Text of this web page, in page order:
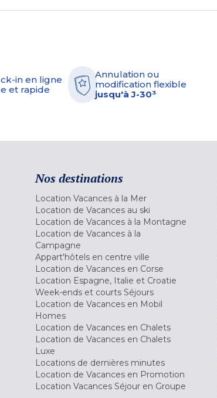
in en ligne
et rapide
Annulation ou
modification flexible
jusqu'à J-30³
Nos destinations
Location Vacances à la Mer
Location de Vacances au ski
Location de Vacances à la Montagne
Location de Vacances à la
Campagne
Appart'hôtels en centre ville
Location de Vacances en Corse
Location Espagne, Italie et Croatie
Week-ends et courts Séjours
Location de Vacances en Mobil
Homes
Location de Vacances en Chalets
Location de Vacances en Chalets
Luxe
Locations de dernières minutes
Location de Vacances en Promotion
Location Vacances Séjour en Groupe